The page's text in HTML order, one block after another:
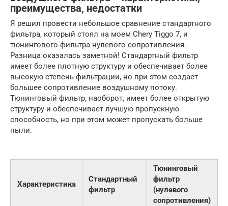
преимущества, недостатки
Я решил провести небольшое сравнение стандартного
фильтра, который стоял на моем Chery Tiggo 7, и
тюнингового фильтра нулевого сопротивления.
Разница оказалась заметной! Стандартный фильтр
имеет более плотную структуру и обеспечивает более
высокую степень фильтрации, но при этом создает
большее сопротивление воздушному потоку.
Тюнинговый фильтр, наоборот, имеет более открытую
структуру и обеспечивает лучшую пропускную
способность, но при этом может пропускать больше
пыли.
Характеристика
Стандартный
фильтр
Тюнинговый
фильтр
(нулевого
сопротивления)